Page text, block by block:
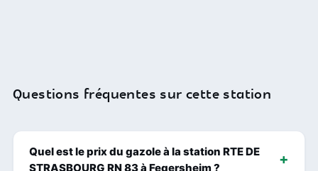
Questions fréquentes sur cette station
Quel est le prix du gazole à la station RTE DE
STRASBOURG RN 83 à Fegersheim ?